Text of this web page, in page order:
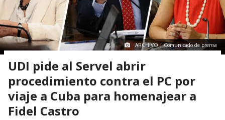
ARCHIVO | Comunicado de prensa
UDI pide al Servel abrir
procedimiento contra el PC por
viaje a Cuba para homenajear a
Fidel Castro